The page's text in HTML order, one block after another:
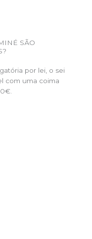
SÃO
por lei, o sei
com uma coima